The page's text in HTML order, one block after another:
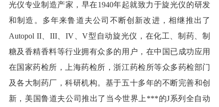
光仪专业制造产家，早在1940年起就致力于旋光仪的研发
和制造。多年来鲁道夫公司不断创新改进，相继推出了
Autopol II、III、IV、V型自动旋光仪，在化工、制药、制
糖及香精香料等行业拥有众多的用户，在中国已成功应用
在国家药检所，上海药检所，浙江药检所等众多药检部门
及各大制药厂，科研机构。基于五十多年的不断完善和创
新，美国鲁道夫公司推出了当今世界上***的J系列全自动